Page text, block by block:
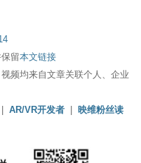
留本文链接
频均来自文章关联个人、企业
AR/VR开发者
映维粉丝读